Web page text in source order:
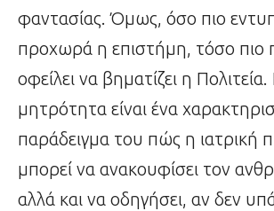
φαντασίας. Όμως, όσο πιο
προχωρά η επιστήμη, τόσο πιο
οφείλει να βηματίζει η
μητρότητα είναι ένα
παράδειγμα του πώς η ιατρική
μπορεί να ανακουφίσει τον
αλλά και να οδηγήσει, αν δεν